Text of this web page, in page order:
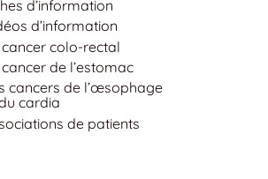
d’information
d’information
cancer colo-rectal
de l’estomac
cancers de l’œsophage
cardia
de patients